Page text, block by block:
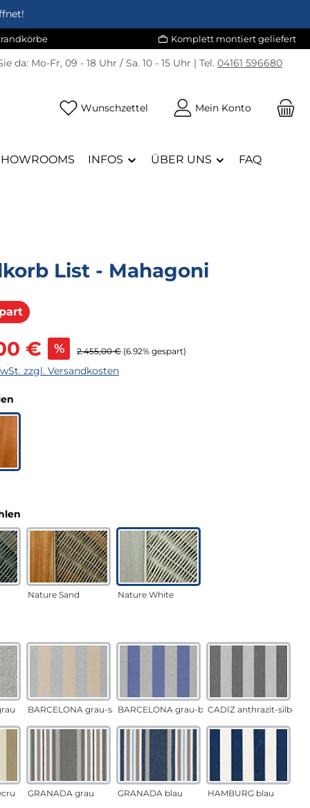
Komplett montiert geliefert
da: Mo-Fr, 09 - 18 Uhr / Sa. 10 - 15 Uhr | Tel. 04161 596680
Wunschzettel Du hast 0 Produkte auf dem
Mein Konto
INFOS ÜBER UNS FAQ
List - Mahagoni
Rabatt
€ % Regulärer Preis:
2.455,00 € (6.92% gespart)
zzgl. Versandkosten
Nature Sand Nature White
BARCELONA grau-sandBARCELONA grau-blauCADÍZ anthrazit-silber
GRANADA grau GRANADA blau HAMBURG blau